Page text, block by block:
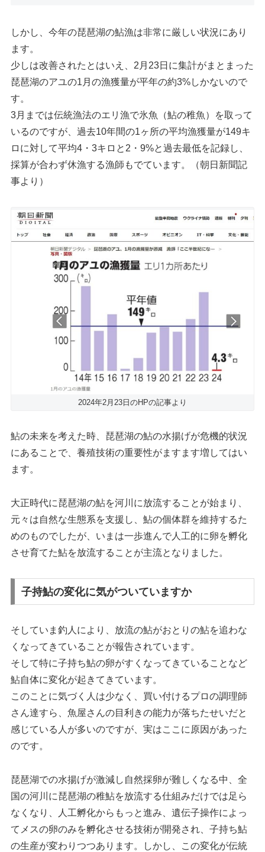
しかし、今年の琵琶湖の鮎漁は非常に厳しい状況にあり
ます。
少しは改善されたとはいえ、2月23日に集計がまとまった
琵琶湖のアユの1月の漁獲量が平年の約3%しかないので
す。
3月までは伝統漁法のエリ漁で氷魚（鮎の稚魚）を取って
いるのですが、過去10年間の1ヶ所の平均漁獲量が149キ
ロに対して平均4・3キロと2・9%と過去最低を記録し、
採算が合わず休漁する漁師もでています。（朝日新聞記
事より）
2024年2月23日のHPの記事より
鮎の未来を考えた時、琵琶湖の鮎の水揚げが危機的状況
にあることで、養殖技術の重要性がますます増してはい
ます。
大正時代に琵琶湖の鮎を河川に放流することが始まり、
元々は自然な生態系を支援し、鮎の個体群を維持するた
めのものでしたが、いまは一歩進んで人工的に卵を孵化
させ育てた鮎を放流することが主流となりました。
子持鮎の変化に気がついていますか
そしていま釣人により、放流の鮎がおとりの鮎を追わな
くなってきていることが報告されています。
そして特に子持ち鮎の卵がすくなってきていることなど
鮎自体に変化が起きてきています。
このことに気づく人は少なく、買い付けるプロの調理師
さん達すら、魚屋さんの目利きの能力が落ちたせいだと
感じている人が多いのですが、実はここに原因があった
のです。
琵琶湖での水揚げが激減し自然採卵が難しくなる中、全
国の河川に琵琶湖の稚鮎を放流する仕組みだけでは足ら
なくなり、人工孵化からもっと進み、遺伝子操作によっ
てメスの卵のみを孵化させる技術が開発され、子持ち鮎
の生産が変わりつつあります。しかし、この変化が伝統